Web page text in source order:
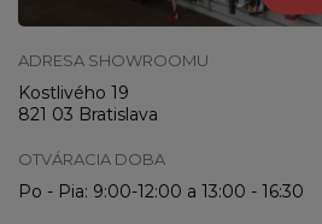
ADRESA SHOWROOMU
Kostlivého 19
821 03 Bratislava
OTVÁRACIA DOBA
Po - Pia: 9:00-12:00 a 13:00 - 16:30